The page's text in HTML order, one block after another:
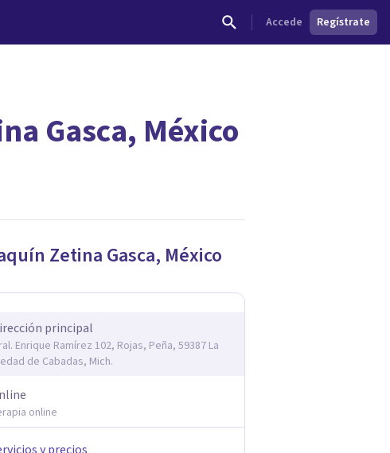
Accede Regístrate
Gasca, México
Zetina Gasca, México
principal
Enrique Ramírez 102, Rojas, Peña, 59387 La
de Cabadas, Mich.
online